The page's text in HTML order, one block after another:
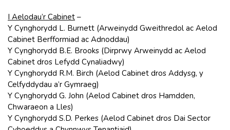
I Aelodau’r Cabinet –
Y Cynghorydd L. Burnett (Arweinydd Gweithredol ac Aelod
Cabinet Berfformiad ac Adnoddau)
Y Cynghorydd B.E. Brooks (Dirprwy Arweinydd ac Aelod
Cabinet dros Lefydd Cynaliadwy)
Y Cynghorydd R.M. Birch (Aelod Cabinet dros Addysg, y
Celfyddydau a’r Gymraeg)
Y Cynghorydd G. John (Aelod Cabinet dros Hamdden,
Chwaraeon a Lles)
Y Cynghorydd S.D. Perkes (Aelod Cabinet dros Dai Sector